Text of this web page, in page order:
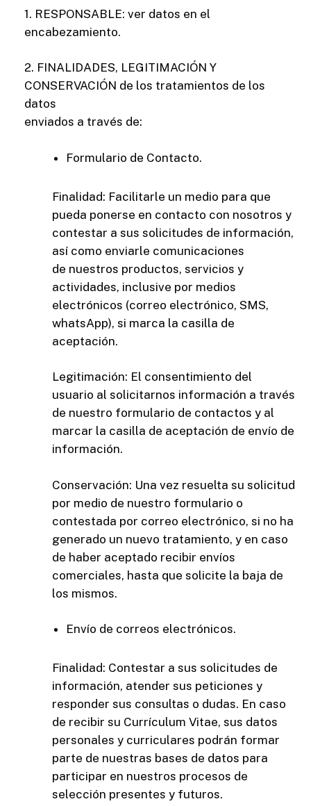
1. RESPONSABLE: ver datos en el
encabezamiento.
2. FINALIDADES, LEGITIMACIÓN Y
CONSERVACIÓN de los tratamientos de los
datos
enviados a través de:
Formulario de Contacto.
Finalidad: Facilitarle un medio para que
pueda ponerse en contacto con nosotros y
contestar a sus solicitudes de información,
así como enviarle comunicaciones
de nuestros productos, servicios y
actividades, inclusive por medios
electrónicos (correo electrónico, SMS,
whatsApp), si marca la casilla de
aceptación.
Legitimación: El consentimiento del
usuario al solicitarnos información a través
de nuestro formulario de contactos y al
marcar la casilla de aceptación de envío de
información.
Conservación: Una vez resuelta su solicitud
por medio de nuestro formulario o
contestada por correo electrónico, si no ha
generado un nuevo tratamiento, y en caso
de haber aceptado recibir envíos
comerciales, hasta que solicite la baja de
los mismos.
Envío de correos electrónicos.
Finalidad: Contestar a sus solicitudes de
información, atender sus peticiones y
responder sus consultas o dudas. En caso
de recibir su Currículum Vitae, sus datos
personales y curriculares podrán formar
parte de nuestras bases de datos para
participar en nuestros procesos de
selección presentes y futuros.